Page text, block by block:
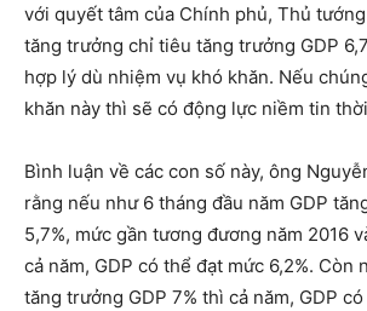
với quyết tâm của Chính phủ, Thủ
tăng trưởng chỉ tiêu tăng trưởng GDP
hợp lý dù nhiệm vụ khó khăn. Nếu
khăn này thì sẽ có động lực niềm tin
Bình luận về các con số này, ông
rằng nếu như 6 tháng đầu năm GDP
5,7%, mức gần tương đương năm 2016
cả năm, GDP có thể đạt mức 6,2%. Còn
tăng trưởng GDP 7% thì cả năm, GDP